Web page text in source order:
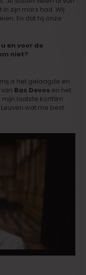
in zijn mars had. Wij
En dat hij onze
en voor de
niet?
is het gelaagde en
van Bas Devos en het
laatste kortfilm
wat me best